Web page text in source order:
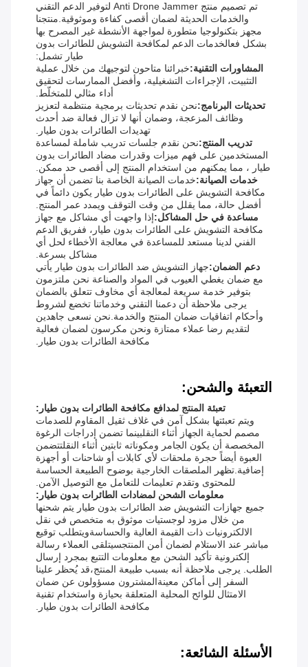
تم تصميم منتج Anti Drone Jammer لتوفير الدعم التقني
والخدمات الحديثة لضمان أقصى كفاءة وموثوقية.منتجنا
مجهز بتكنولوجيا متطورة لمواجهة الأنشطة غير المصرح بها
بشكل فعالخدمات الدعم لمكافحة التشويش للطائرات بدون
طيار تشمل:
المشاورات التقنية:خبرائنا متاحون لتوجيهك من خلال عملية
التثبيت، الإجراءات التشغيلية، وأفضل الممارسات لتحقيق
أداء مثالي للمتخلّط.
تحديثات البرنامج:نحن نقدم تحديثات برمجية منتظمة لتعزيز
وظائف المزعجة، وضمان أنها لا تزال فعالة ضد أحدث
تهديدات الطائرات بدون طيار.
تدريب المنتج:نحن نقدم جلسات تدريب شاملة لمساعدة
المستخدمين على فهم ميزات وقدرات مضاد الطائرات بدون
طيار ، مما يمكنهم من استخدام المنتج إلى أقصى حد ممكن.
خدمات الصيانة:خدمات الصيانة الخاصة بنا تضمن أن جهاز
مكافحة التشويش على الطائرات بدون طيار يكون دائماً في
أفضل حالة، مما يقلل من وقت التوقف ويمدد عمر المنتج.
مساعدة في حل المشاكل:إذا واجهت أي مشاكل مع جهاز
مكافحة التشويش على الطائرات بدون طيار، ففريق الدعم
الفني لدينا مستعد للمساعدة في معالجة الأخطاء لحل أي
مشاكل بسرعة.
دعم الضمان:جهاز التشويش ضد الطائرات بدون طيار يأتي
مع ضمان يغطي العيوب في المواد والصناعة نحن ملتزمون
بتوفير خدمة سريعة لمعالجة أي مخاوف تتعلق بالضمان
يرجى ملاحظة أن دعمنا التقني وخدماتنا تخضع لشروط
وأحكام اتفاقيات ضمان المنتج والخدمة.نحن نسعى جاهدين
لتقديم رضا عملاء ممتازة ونحن مكرسون لضمان فعالية
مكافحة الطائرات بدون طيار.
التعبئة والشحن:
تعبئة المنتج لمدافع مكافحة الطائرات بدون طيار:
ويتم تعبئتها بشكل آمن في غلاف ثقيل المقاوم للصدمات
مصمم لحماية الجهاز أثناء النقلبينما تضمن إدراجات الرغوة
المخصصة أن يكون الجامر ومكوناته ثابتين أثناء النقلتتضمن
العبوة أيضاً حجرة ملحقات لأي كابلات أو شاحنات أو أجهزة
إضافية.تظهر الملصقات الخارجية بوضوح الطبيعة الحساسة
للمحتوى وتقدم تعليمات للتعامل مع التوصيل الآمن.
معلومات الشحن لمضادات الطائرات بدون طيار:
جميع جهازات التشويش ضد الطائرات بدون طيار يتم شحنها
من خلال مزود لوجستيات موثوق به متخصص في نقل
الالكترونيات ذات القيمة العالية والحساسةويتطلب توقيع
مباشر عند الاستلام لضمان أمن المنتجسيتلقى العملاء رسالة
إلكترونية تأكيد الشحن مع معلومات التتبع بمجرد إرسال
الطلب. يرجى ملاحظة أنه بسبب طبيعة المنتج،قد يُحظر علينا
السفر إلى أماكن معينةالمشترون مسؤولون عن ضمان
الامتثال للوائح المحلية المتعلقة بحيازة واستخدام تقنية
مكافحة الطائرات بدون طيار.
الأسئلة الشائعة: